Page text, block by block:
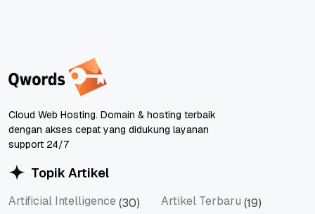
Cloud Web Hosting. Domain & hosting terbaik
dengan akses cepat yang didukung layanan
support 24/7
Topik Artikel
Artificial Intelligence (30) Artikel Terbaru (19)